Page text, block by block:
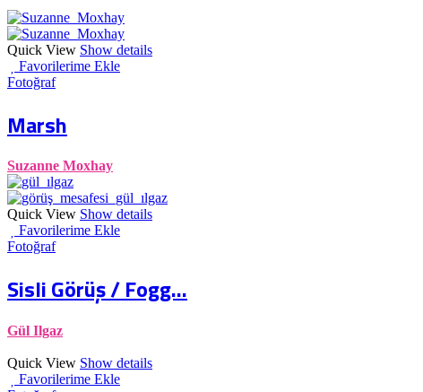
Quick View Show details
Favorilerime Ekle
Fotoğraf
Marsh
Suzanne Moxhay
Quick View Show details
Favorilerime Ekle
Fotoğraf
Sisli Görüş / Fogg...
Gül Ilgaz
Quick View Show details
Favorilerime Ekle